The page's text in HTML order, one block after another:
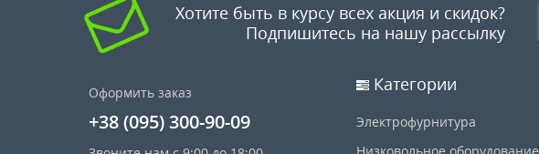
Хотите быть в курсу всех акция и скидок?
Подпишитесь на нашу рассылку
Оформить заказ
+38 (095) 300-90-09
Категории
Электрофурнитура
Низковольное оборудование